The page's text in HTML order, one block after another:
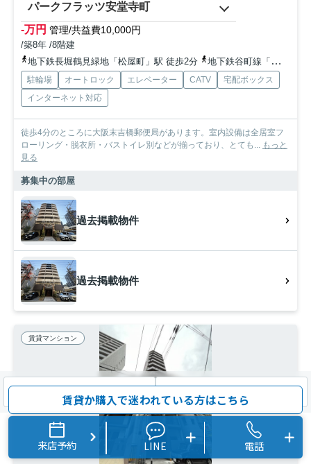
パークフラッツ安堂寺町
-万円 管理/共益費10,000円
/築8年 /8階建
地下鉄長堀鶴見緑地「松屋町」駅 徒歩2分
地下鉄谷町線「谷町六丁目」駅 徒歩6分
駐輪場 オートロック エレベーター CATV
宅配ボックス
インターネット対応
徒歩4分のところに大阪末吉橋郵便局があります。室内設備は全居室フ
ローリング・脱衣所・バストイレ別などが揃っており、とても... もっと
見る
募集中の部屋
過去掲載物件
過去掲載物件
賃貸マンション
検索条件を変更 まとめてお問い合わせ
賃貸か購入で迷われている方はこちら
来店予約 LINE 電話